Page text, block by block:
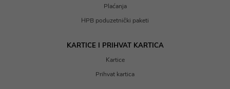
Plaćanja
HPB poduzetnički paketi
KARTICE I PRIHVAT KARTICA
Kartice
Prihvat kartica